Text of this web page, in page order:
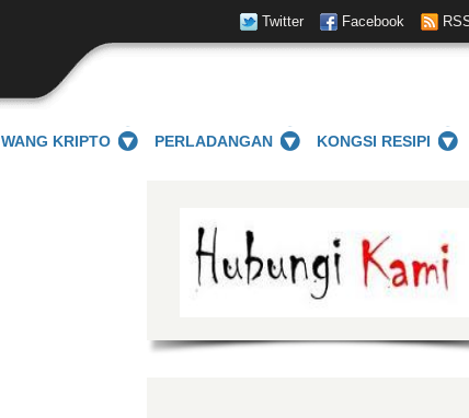
Twitter Facebook
WANG KRIPTO PERLADANGAN KONGSI RESIPI